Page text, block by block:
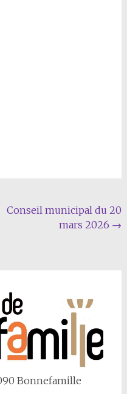
Conseil municipal du 20
mars 2026 →
Bonnefamille